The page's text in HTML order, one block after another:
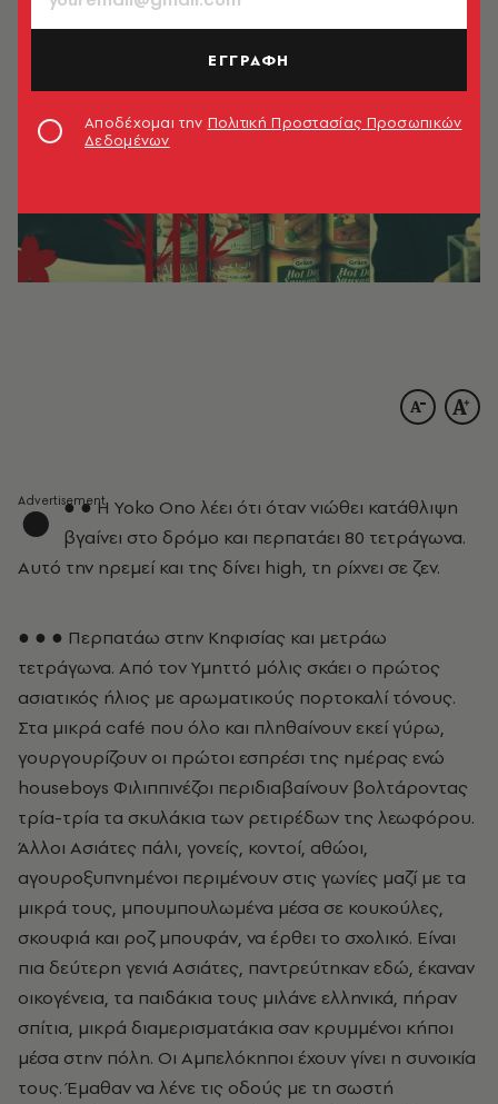
● ● ● Η Yoko Ono λέει ότι όταν νιώθει κατάθλιψη
βγαίνει στο δρόμο και περπατάει 80 τετράγωνα.
Αυτό την ηρεμεί και της δίνει high, τη ρίχνει σε ζεν.
● ● ● Περπατάω στην Κηφισίας και μετράω
τετράγωνα. Από τον Υμηττό μόλις σκάει ο πρώτος
ασιατικός ήλιος με αρωματικούς πορτοκαλί τόνους.
Στα μικρά café που όλο και πληθαίνουν εκεί γύρω,
γουργουρίζουν οι πρώτοι εσπρέσι της ημέρας ενώ
houseboys Φιλιππινέζοι περιδιαβαίνουν βολτάροντας
τρία-τρία τα σκυλάκια των ρετιρέδων της λεωφόρου.
Άλλοι Ασιάτες πάλι, γονείς, κοντοί, αθώοι,
αγουροξυπνημένοι περιμένουν στις γωνίες μαζί με τα
μικρά τους, μπουμπουλωμένα μέσα σε κουκούλες,
σκουφιά και ροζ μπουφάν, να έρθει το σχολικό. Είναι
πια δεύτερη γενιά Ασιάτες, παντρεύτηκαν εδώ, έκαναν
οικογένεια, τα παιδάκια τους μιλάνε ελληνικά, πήραν
σπίτια, μικρά διαμερισματάκια σαν κρυμμένοι κήποι
μέσα στην πόλη. Οι Αμπελόκηποι έχουν γίνει η συνοικία
τους. Έμαθαν να λένε τις οδούς με τη σωστή
ΕΓΓΡΑΦΗ
Αποδέχομαι την Πολιτική Προστασίας Προσωπικών
Δεδομένων